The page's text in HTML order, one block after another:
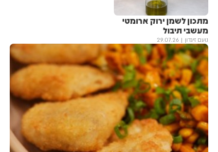
מתכון לשמן ירוק ארומטי
מעשבי תיבול
נועם זיגדון 29.07.26